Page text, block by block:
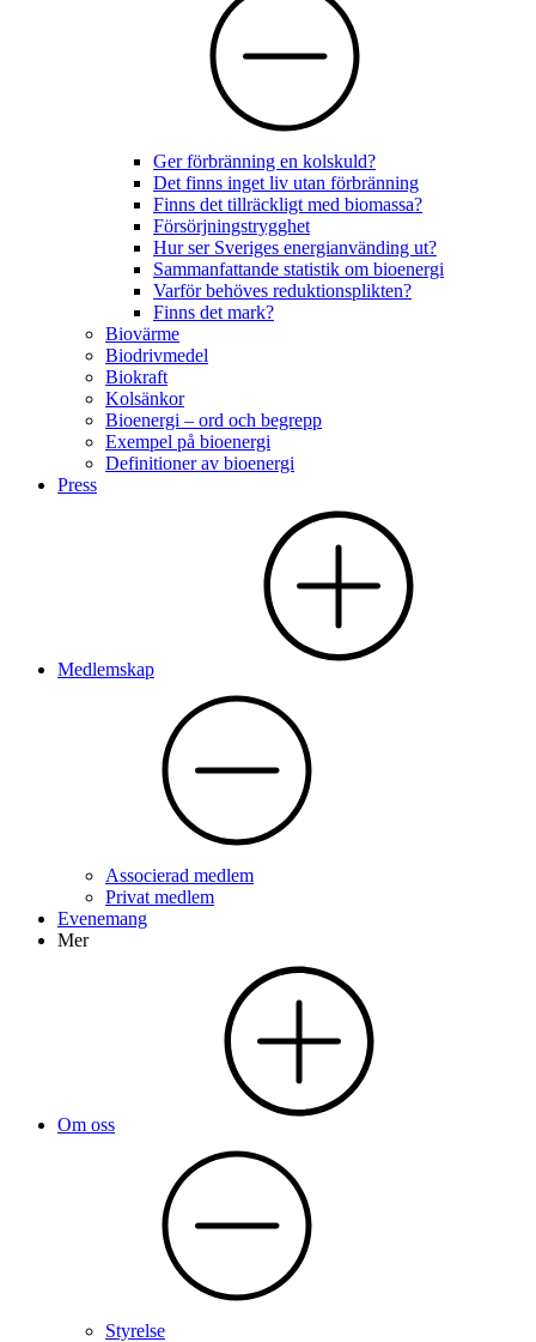
Ger förbränning en kolskuld?
Det finns inget liv utan förbränning
Finns det tillräckligt med biomassa?
Försörjningstrygghet
Hur ser Sveriges energianvänding ut?
Sammanfattande statistik om bioenergi
Varför behöves reduktionsplikten?
Finns det mark?
Biovärme
Biodrivmedel
Biokraft
Kolsänkor
Bioenergi – ord och begrepp
Exempel på bioenergi
Definitioner av bioenergi
Press
Medlemskap
Associerad medlem
Privat medlem
Evenemang
Mer
Om oss
Styrelse